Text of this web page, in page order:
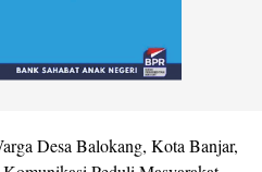
Desa Balokang, Kota Banjar,